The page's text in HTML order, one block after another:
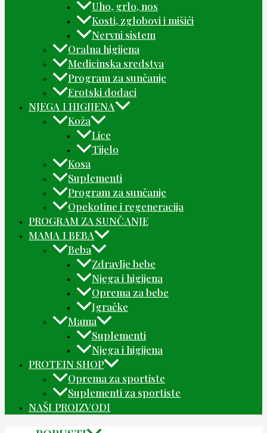
Uho, grlo, nos
Kosti, zglobovi i mišići
Nervni sistem
Oralna higijena
Medicinska sredstva
Program za sunčanje
Erotski dodaci
NJEGA I HIGIJENA
Koža
Lice
Tijelo
Kosa
Suplementi
Program za sunčanje
Opekotine i regeneracija
PROGRAM ZA SUNČANJE
MAMA I BEBA
Beba
Zdravlje bebe
Njega i higijena
Oprema za bebe
Igračke
Mama
Suplementi
Njega i higijena
PROTEIN SHOP
Oprema za sportiste
Suplementi za sportiste
NAŠI PROIZVODI